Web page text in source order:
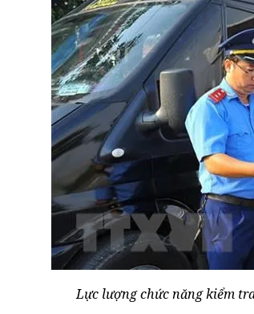
Lực lượng chức năng kiểm